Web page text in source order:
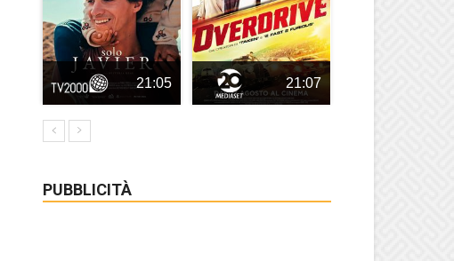
21:05 21:07
PUBBLICITÀ